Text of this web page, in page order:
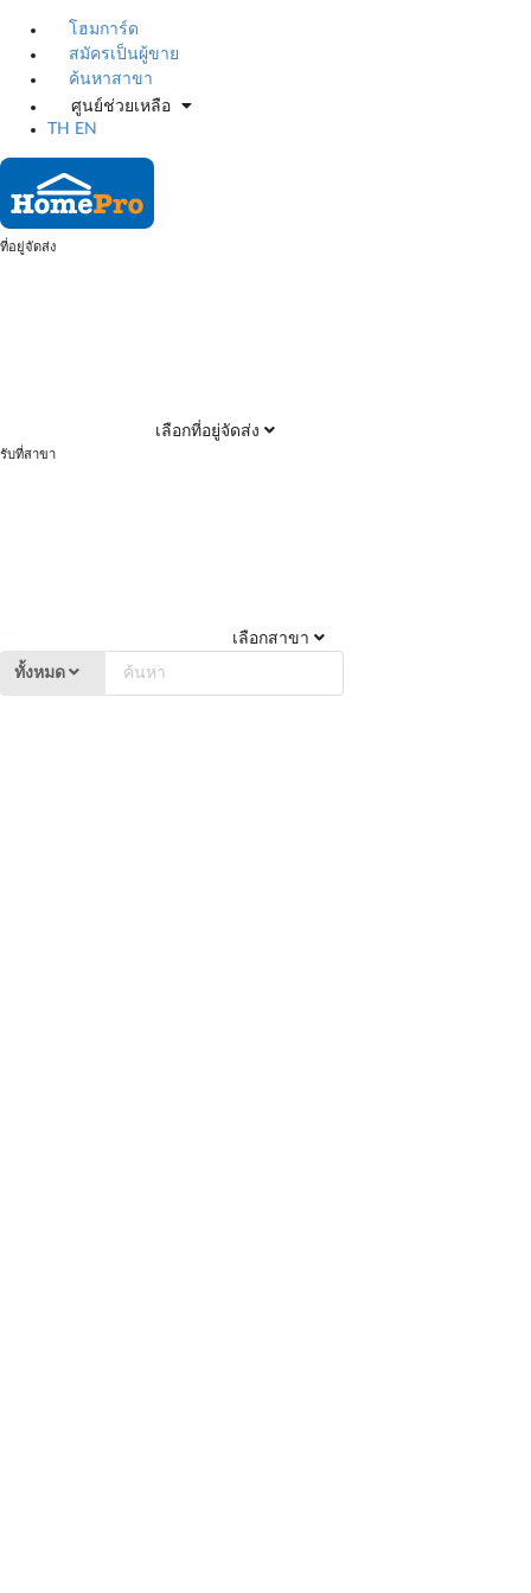
โฮมการ์ด
สมัครเป็นผู้ขาย
ค้นหาสาขา
ศูนย์ช่วยเหลือ
TH
EN
ที่อยู่จัดส่ง
เลือกที่อยู่จัดส่ง
รับที่สาขา
เลือกสาขา
ทั้งหมด